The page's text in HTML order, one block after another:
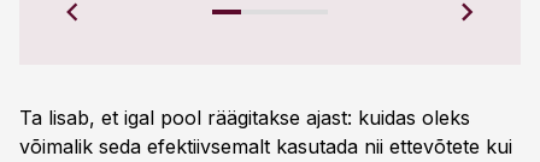
Ta lisab, et igal pool räägitakse ajast: kuidas oleks
võimalik seda efektiivsemalt kasutada nii ettevõtete kui